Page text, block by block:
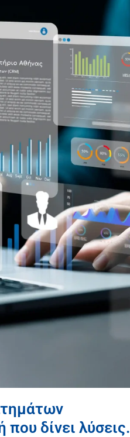
δίνει λύσεις.